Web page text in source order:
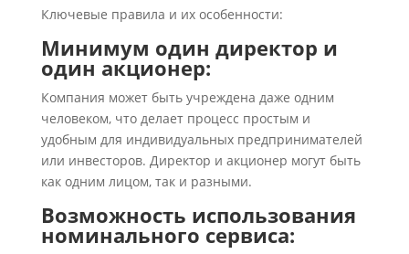
Ключевые правила и их особенности:
Минимум один директор и
один акционер:
Компания может быть учреждена даже одним
человеком, что делает процесс простым и
удобным для индивидуальных предпринимателей
или инвесторов. Директор и акционер могут быть
как одним лицом, так и разными.
Возможность использования
номинального сервиса: